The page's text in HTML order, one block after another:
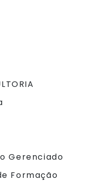
Gerenciado
Formação